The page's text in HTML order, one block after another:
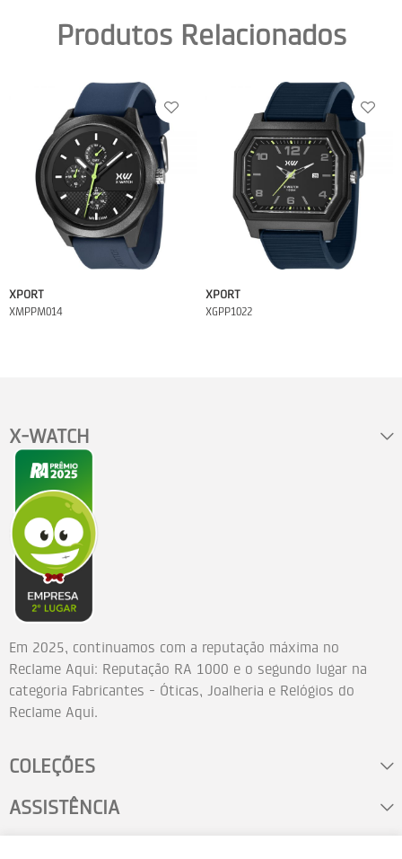
Produtos Relacionados
XPORT
XMPPM014
XPORT
XGPP1022
X-WATCH
Em 2025, continuamos com a reputação máxima no
Reclame Aqui: Reputação RA 1000 e o segundo lugar na
categoria Fabricantes - Óticas, Joalheria e Relógios do
Reclame Aqui.
COLEÇÕES
ASSISTÊNCIA